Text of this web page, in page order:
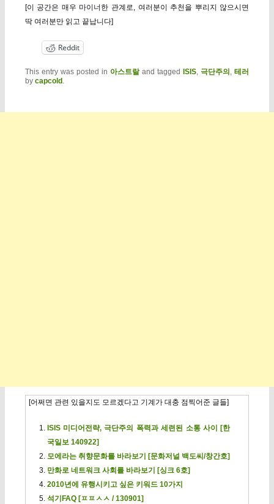
[이 공간은 매우 마이너한 관계로, 여러분이 추천을 뿌리지 않으시면
딱 여러분만 읽고 끝납니다]
Reddit
This entry was posted in 아스트랄and tagged ISIS,극단주의 ,테러
by capcold .
[어쩌면 관련 있을지도 모르겠다고 기계가 대충 점찍어준 글들]
ISIS 미디어전략, 극단주의 폭력과 세련된 소통 사이 [한
국일보 140922]
모에라는 취향문화를 바라보기 [문화저널 백도씨/창간호]
만화로 네트워크 사회를 바라보기 [싱크 6호]
2010년에 유행시키고 싶은 키워드 10가지
석기FAQ [ㅍㅍㅅㅅ / 130901]